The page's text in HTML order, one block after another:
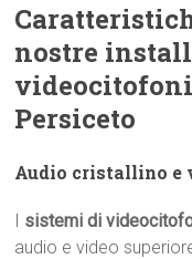
nostre
Persiceto
Audio cristallino e
I sistemi di
audio e video